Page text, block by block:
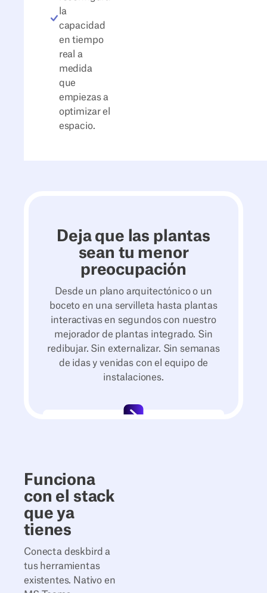
la
capacidad
en tiempo
real a
medida
que
empiezas a
optimizar el
espacio.
Deja que las plantas
sean tu menor
preocupación
Desde un plano arquitectónico o un
boceto en una servilleta hasta plantas
interactivas en segundos con nuestro
mejorador de plantas integrado. Sin
redibujar. Sin externalizar. Sin semanas
de idas y venidas con el equipo de
instalaciones.
Funciona
con el stack
que ya
tienes
Conecta deskbird a
tus herramientas
existentes. Nativo en